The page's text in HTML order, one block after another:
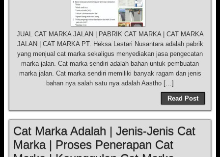
JUAL CAT MARKA JALAN | PABRIK CAT MARKA | CAT MARKA
JALAN | CAT MARKA PT. Heksa Lestari Nusantara adalah pabrik
yang menjual cat marka sekaligus menyediakan jasa pengecatan
marka jalan. Cat marka sendiri adalah bahan untuk pembuatan
marka jalan. Cat marka sendiri memiliki banyak ragam dan jenis
bahan nya salah satu nya adalah Aastho […]
Read Post
Cat Marka Adalah | Jenis-Jenis Cat
Marka | Proses Penerapan Cat